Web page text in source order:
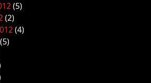
(5)
(2)
(4)
(5)